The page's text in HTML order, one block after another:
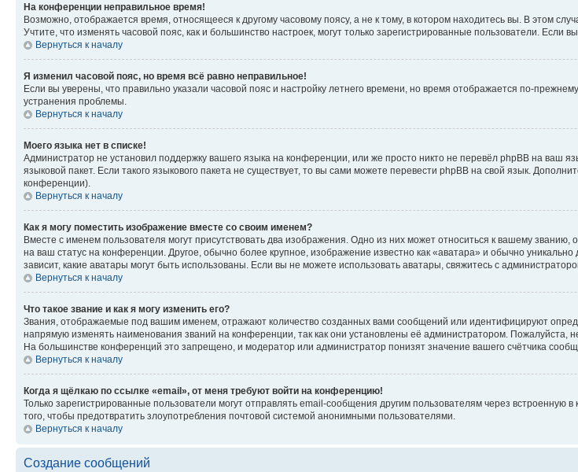
На конференции неправильное время!
Возможно, отображается время, относящееся к другому часовому поясу, а не к тому, в котором находитесь вы. В этом
Учтите, что изменять часовой пояс, как и большинство настроек, могут только зарегистрированные пользователи. Если
Вернуться к началу
Я изменил часовой пояс, но время всё равно неправильное!
Если вы уверены, что правильно указали часовой пояс и настройку летнего времени, но время отображается по-
устранения проблемы.
Вернуться к началу
Моего языка нет в списке!
Администратор не установил поддержку вашего языка на конференции, или же просто никто не перевёл phpBB на ваш
языковой пакет. Если такого языкового пакета не существует, то вы сами можете перевести phpBB на свой язык.
конференции).
Вернуться к началу
Как я могу поместить изображение вместе со своим именем?
Вместе с именем пользователя могут присутствовать два изображения. Одно из них может относиться к вашему
на ваш статус на конференции. Другое, обычно более крупное, изображение известно как «аватара» и обычно
зависит, какие аватары могут быть использованы. Если вы не можете использовать аватары, свяжитесь с
Вернуться к началу
Что такое звание и как я могу изменить его?
Звания, отображаемые под вашим именем, отражают количество созданных вами сообщений или идентифицируют
напрямую изменять наименования званий на конференции, так как они установлены её администратором.
На большинстве конференций это запрещено, и модератор или администратор понизят значение вашего счётчика
Вернуться к началу
Когда я щёлкаю по ссылке «email», от меня требуют войти на конференцию!
Только зарегистрированные пользователи могут отправлять email-сообщения другим пользователям через
того, чтобы предотвратить злоупотребления почтовой системой анонимными пользователями.
Вернуться к началу
Создание сообщений